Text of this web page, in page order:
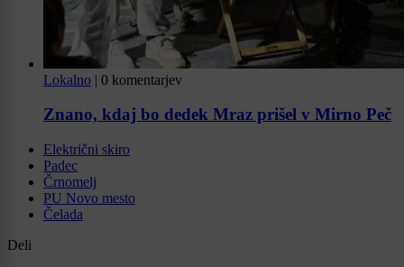
Lokalno | 0 komentarjev
Znano, kdaj bo dedek Mraz prišel v Mirno Peč
Električni skiro
Padec
Črnomelj
PU Novo mesto
Čelada
Deli